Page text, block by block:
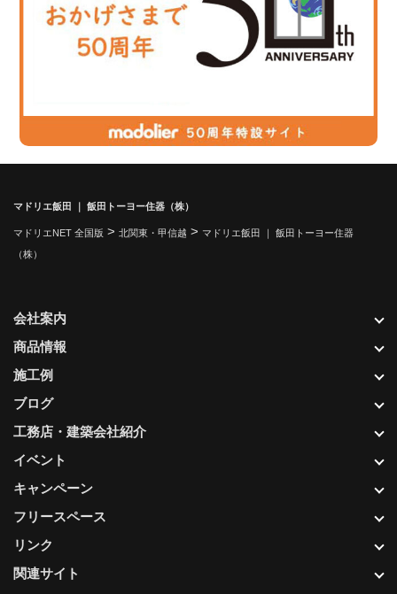
マドリエ飯田 ｜ 飯田トーヨー住器（株）
マドリエNET 全国版 > 北関東・甲信越 > マドリエ飯田 ｜ 飯田トーヨー住器
（株）
会社案内
商品情報
施工例
ブログ
工務店・建築会社紹介
イベント
キャンペーン
フリースペース
リンク
関連サイト